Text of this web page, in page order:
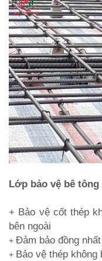
Lớp bảo vệ bê
+ Bảo vệ cốt thép
bên ngoài
+ Đảm bảo đồng
+ Bảo vệ thép